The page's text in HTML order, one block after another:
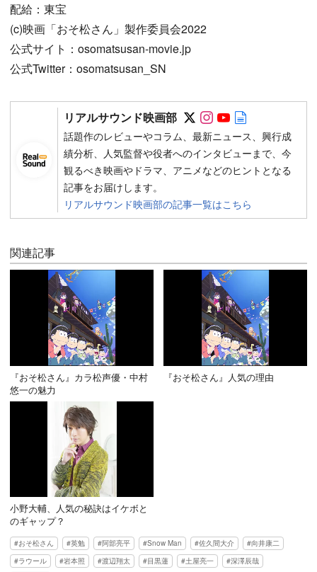
配給：東宝
(c)映画「おそ松さん」製作委員会2022
公式サイト：osomatsusan-movie.jp
公式Twitter：osomatsusan_SN
リアルサウンド映画部 Follow on SNS
Follow on SNS
Follow on
話題作のレビューやコラム、最新ニュース、興行成
績分析、人気監督や役者へのインタビューまで、今
観るべき映画やドラマ、アニメなどのヒントとなる
記事をお届けします。
リアルサウンド映画部の記事一覧はこちら
関連記事
『おそ松さん』カラ松声優・中村
悠一の魅力
『おそ松さん』人気の理由
小野大輔、人気の秘訣はイケボと
のギャップ？
おそ松さん 英勉 阿部亮平 Snow Man 佐久間大介
向井康二
ラウール
岩本照 渡辺翔太 目黒蓮 土屋亮一
深澤辰哉